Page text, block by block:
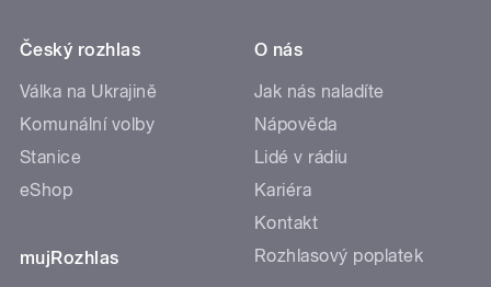
Český rozhlas
Válka na Ukrajině
Komunální volby
Stanice
eShop
mujRozhlas
O nás
Jak nás naladíte
Nápověda
Lidé v rádiu
Kariéra
Kontakt
Rozhlasový poplatek